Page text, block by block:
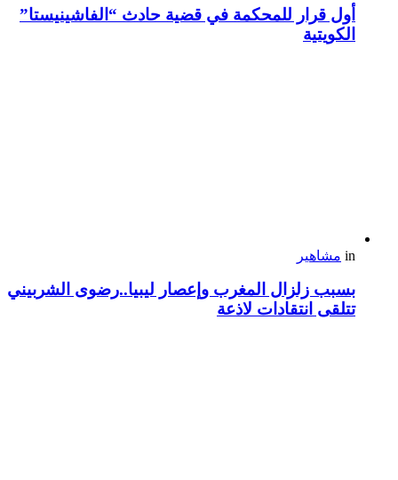
أول قرار للمحكمة في قضية حادث “الفاشينيستا”
الكويتية
in مشاهير
بسبب زلزال المغرب وإعصار ليبيا..رضوى الشربيني
تتلقى انتقادات لاذعة